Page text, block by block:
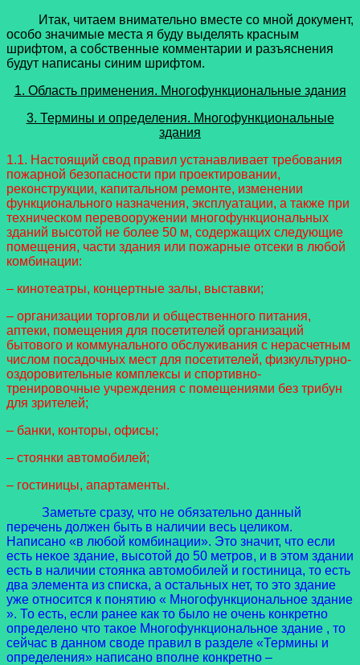
Итак, читаем внимательно вместе со мной документ,
особо значимые места я буду выделять красным
шрифтом, а собственные комментарии и разъяснения
будут написаны синим шрифтом.
1. Область применения. Многофункциональные здания
3. Термины и определения. Многофункциональные
здания
1.1. Настоящий свод правил устанавливает требования
пожарной безопасности при проектировании,
реконструкции, капитальном ремонте, изменении
функционального назначения, эксплуатации, а также при
техническом перевооружении многофункциональных
зданий высотой не более 50 м, содержащих следующие
помещения, части здания или пожарные отсеки в любой
комбинации:
– кинотеатры, концертные залы, выставки;
– организации торговли и общественного питания,
аптеки, помещения для посетителей организаций
бытового и коммунального обслуживания с нерасчетным
числом посадочных мест для посетителей, физкультурно-
оздоровительные комплексы и спортивно-
тренировочные учреждения с помещениями без трибун
для зрителей;
– банки, конторы, офисы;
– стоянки автомобилей;
– гостиницы, апартаменты.
Заметьте сразу, что не обязательно данный
перечень должен быть в наличии весь целиком.
Написано «в любой комбинации». Это значит, что если
есть некое здание, высотой до 50 метров, и в этом здании
есть в наличии стоянка автомобилей и гостиница, то есть
два элемента из списка, а остальных нет, то это здание
уже относится к понятию « Многофункциональное здание
». То есть, если ранее как то было не очень конкретно
определено что такое Многофункциональное здание , то
сейчас в данном своде правил в разделе «Термины и
определения» написано вполне конкретно –